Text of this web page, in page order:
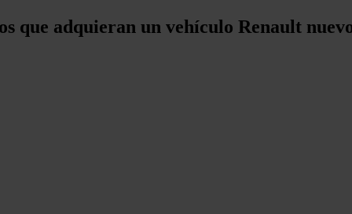
que adquieran un vehículo Renault